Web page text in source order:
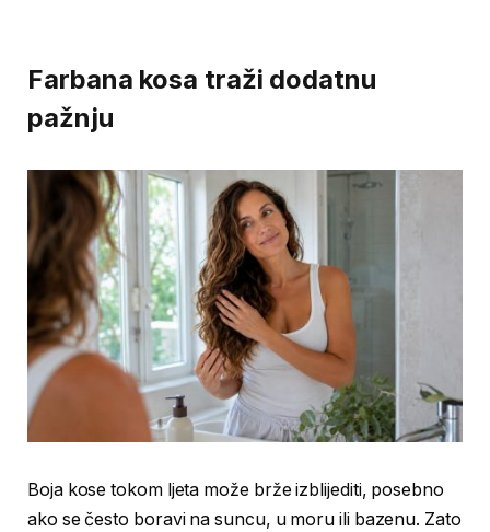
Farbana kosa traži dodatnu
pažnju
Boja kose tokom ljeta može brže izblijediti, posebno
ako se često boravi na suncu, u moru ili bazenu. Zato